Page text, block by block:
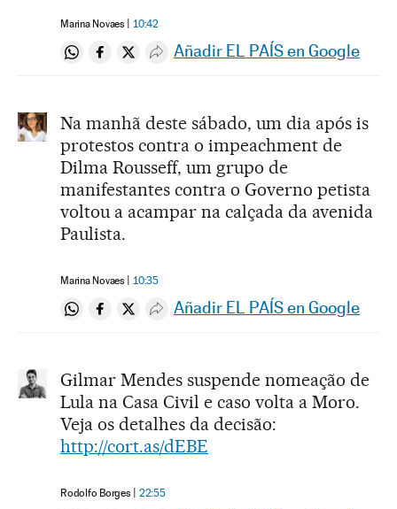
Marina Novaes 10:42
Compartir en Whatsapp
Compartir en Facebook
Compartir en Twitter
Desplegar Redes Sociales
Añadir EL PAÍS en Google
Na manhã deste sábado, um dia após is
protestos contra o impeachment de
Dilma Rousseff, um grupo de
manifestantes contra o Governo petista
voltou a acampar na calçada da avenida
Paulista.
Marina Novaes 10:35
Compartir en Whatsapp
Compartir en Facebook
Compartir en Twitter
Desplegar Redes Sociales
Añadir EL PAÍS en Google
Gilmar Mendes suspende nomeação de
Lula na Casa Civil e caso volta a Moro.
Veja os detalhes da decisão:
http://cort.as/dEBE
Rodolfo Borges 22:55